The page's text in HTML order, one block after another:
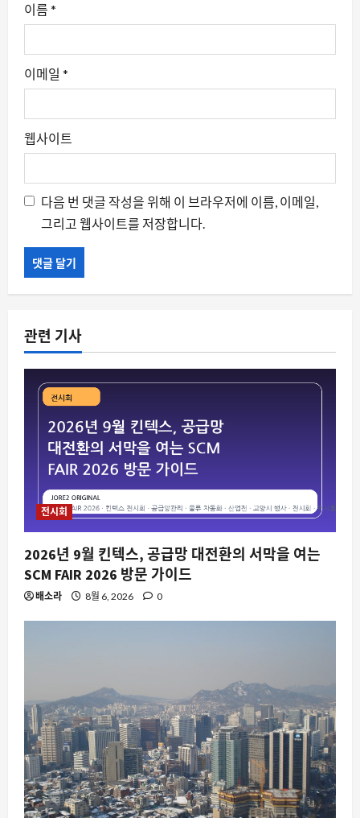
이름 *
이메일 *
웹사이트
다음 번 댓글 작성을 위해 이 브라우저에 이름, 이메일,
그리고 웹사이트를 저장합니다.
관련 기사
전시회
2026년 9월 킨텍스, 공급망 대전환의 서막을 여는
SCM FAIR 2026 방문 가이드
배소라 8월 6, 2026 0